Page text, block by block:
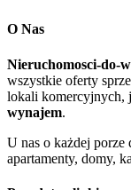
O Nas
Nieruchomosci-do-
wszystkie oferty
lokali komercyjnych,
wynajem.
U nas o każdej porze
apartamenty, domy,